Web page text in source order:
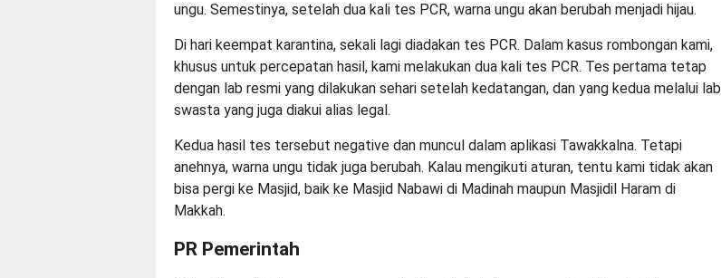
ungu. Semestinya, setelah dua kali tes PCR, warna ungu akan berubah menjadi hijau.
Di hari keempat karantina, sekali lagi diadakan tes PCR. Dalam kasus rombongan kami,
khusus untuk percepatan hasil, kami melakukan dua kali tes PCR. Tes pertama tetap
dengan lab resmi yang dilakukan sehari setelah kedatangan, dan yang kedua melalui lab
swasta yang juga diakui alias legal.
Kedua hasil tes tersebut negative dan muncul dalam aplikasi Tawakkalna. Tetapi
anehnya, warna ungu tidak juga berubah. Kalau mengikuti aturan, tentu kami tidak akan
bisa pergi ke Masjid, baik ke Masjid Nabawi di Madinah maupun Masjidil Haram di
Makkah.
PR Pemerintah